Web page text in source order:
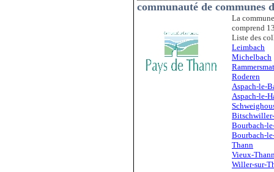
communauté de communes
La
comprend
Liste des
Leimbach
Michelbach
Roderen
Aspach-le-
Aspach-le-
Bourbach-
Bourbach-
Thann
Vieux-
Willer-sur-